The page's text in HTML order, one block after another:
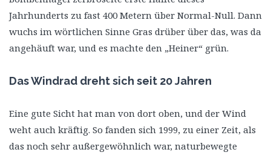
Jahrhunderts zu fast 400 Metern über Normal-Null. Dann
wuchs im wörtlichen Sinne Gras drüber über das, was da
angehäuft war, und es machte den „Heiner“ grün.
Das Windrad dreht sich seit 20 Jahren
Eine gute Sicht hat man von dort oben, und der Wind
weht auch kräftig. So fanden sich 1999, zu einer Zeit, als
das noch sehr außergewöhnlich war, naturbewegte